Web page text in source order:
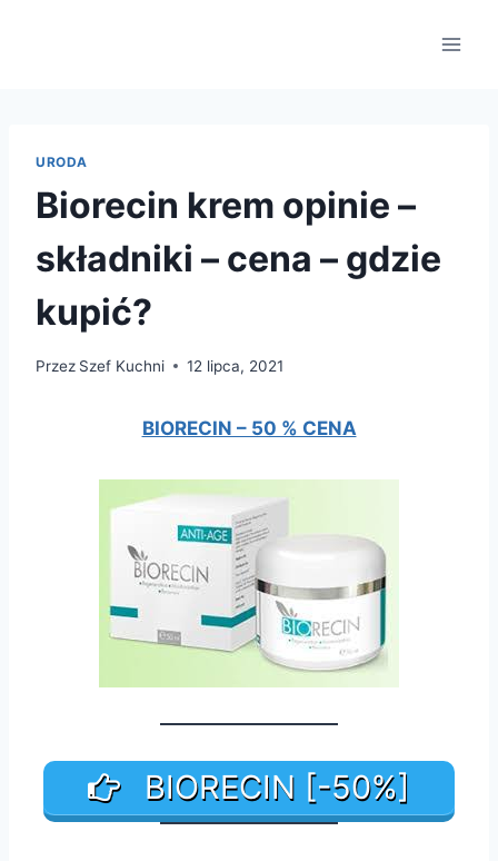
URODA
Biorecin krem opinie –
składniki – cena – gdzie
kupić?
Przez Szef Kuchni 12 lipca, 2021
BIORECIN – 50 % CENA
BIORECIN [-50%]